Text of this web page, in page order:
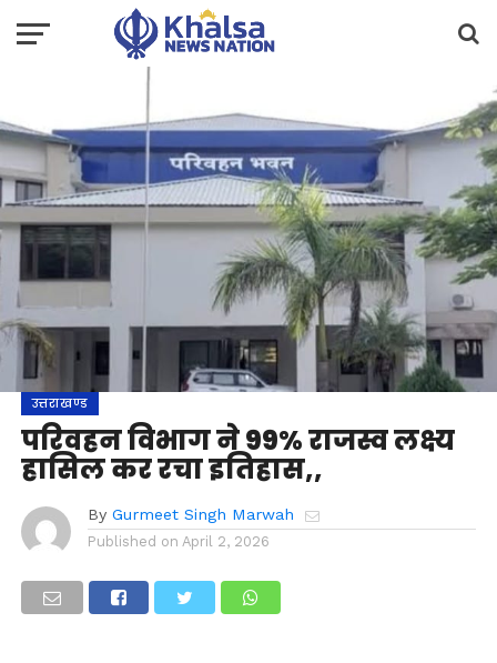
उत्तराखण्ड
परिवहन विभाग ने 99% राजस्व लक्ष्य
हासिल कर रचा इतिहास,,
By Gurmeet Singh Marwah
Published on April 2, 2026